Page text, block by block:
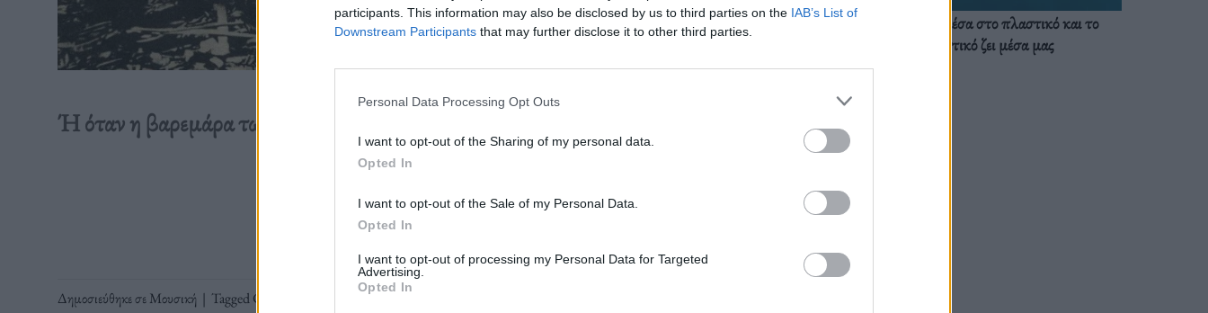
participants. This information may also be disclosed by us to third parties on the IAB’s List of
Downstream Participants that may further disclose it to other third parties.
Personal Data Processing Opt Outs
I want to opt-out of the Sharing of my personal data.
Opted In
I want to opt-out of the Sale of my Personal Data.
Opted In
I want to opt-out of processing my Personal Data for Targeted
Advertising.
Opted In
Ή όταν η βαρεμάρα των ροκ σταρ γίνεται δημιουργικότητα.
Δημοσιεύθηκε σεΜουσική | TaggedCRASS Thatchergate
Ζούμε ήδη μέσα στο πλαστικό και το
πλαστικό ζει μέσα μας